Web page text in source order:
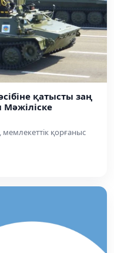
қатысты заң
Мәжіліске
қорғаныс